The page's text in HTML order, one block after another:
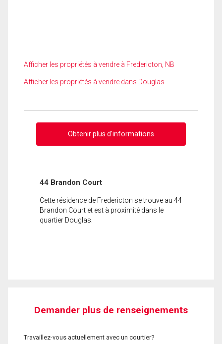
Afficher les propriétés à vendre à Fredericton, NB
Afficher les propriétés à vendre dans Douglas
Obtenir plus d'informations
44 Brandon Court
Cette résidence de Fredericton se trouve au 44
Brandon Court et est à proximité dans le
quartier Douglas.
Demander plus de renseignements
Travaillez-vous actuellement avec un courtier?